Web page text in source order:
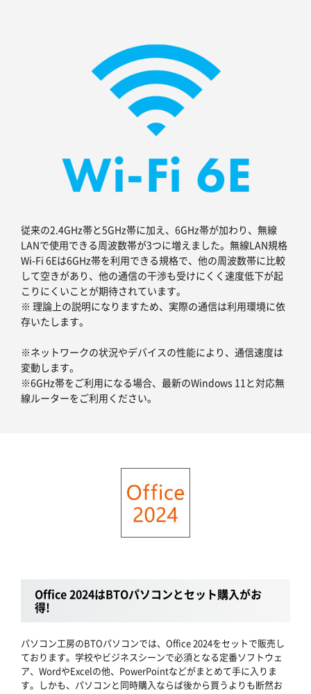
従来の2.4GHz帯と5GHz帯に加え、6GHz帯が加わり、無線
LANで使用できる周波数帯が3つに増えました。無線LAN規格
Wi-Fi 6Eは6GHz帯を利用できる規格で、他の周波数帯に比較
して空きがあり、他の通信の干渉も受けにくく速度低下が起
こりにくいことが期待されています。
※ 理論上の説明になりますため、実際の通信は利用環境に依
存いたします。
※ネットワークの状況やデバイスの性能により、通信速度は
変動します。
※6GHz帯をご利用になる場合、最新のWindows 11と対応無
線ルーターをご利用ください。
Office 2024はBTOパソコンとセット購入がお
得!
パソコン工房のBTOパソコンでは、Office 2024をセットで販売し
ております。学校やビジネスシーンで必須となる定番ソフトウェ
ア、WordやExcelの他、PowerPointなどがまとめて手に入りま
す。しかも、パソコンと同時購入ならば後から買うよりも断然お